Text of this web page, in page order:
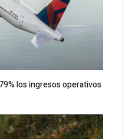
los ingresos operativos